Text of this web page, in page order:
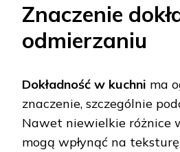
Znaczenie
odmierzaniu
Dokładność w kuchni ma
znaczenie, szczególnie
Nawet niewielkie różnice
mogą wpłynąć na